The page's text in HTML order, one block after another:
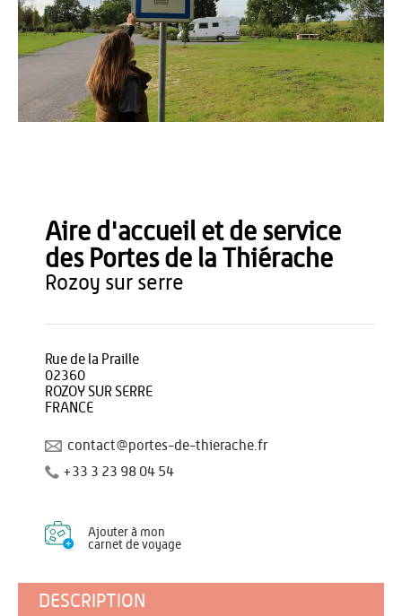
Aire d'accueil et de service
des Portes de la Thiérache
rozoy sur serre
Rue de la Praille
02360
ROZOY SUR SERRE
FRANCE
contact@portes-de-thierache.fr
+33 3 23 98 04 54
Ajouter à mon
carnet de voyage
DESCRIPTION